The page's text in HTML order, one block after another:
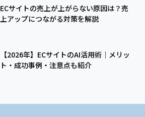
ECサイトの売上が上がらない原因は？売
上アップにつながる対策を解説
【2026年】ECサイトのAI活用術│メリッ
ト・成功事例・注意点も紹介